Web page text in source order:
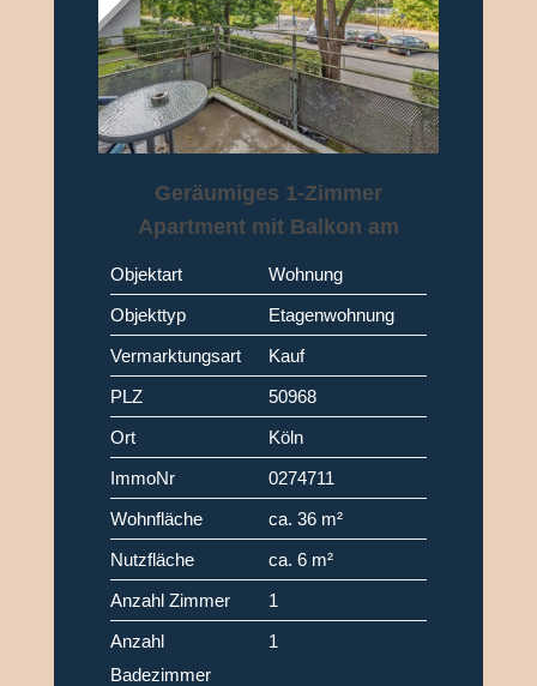
Geräumiges 1-Zimmer
Apartment mit Balkon am
Köln-Raderberg
Objektart
Wohnung
Objekttyp
Etagenwohnung
Vermarktungsart
Kauf
PLZ
50968
Ort
Köln
ImmoNr
0274711
Wohnfläche
ca. 36 m²
Nutzfläche
ca. 6 m²
Anzahl Zimmer
1
Anzahl
Badezimmer
1